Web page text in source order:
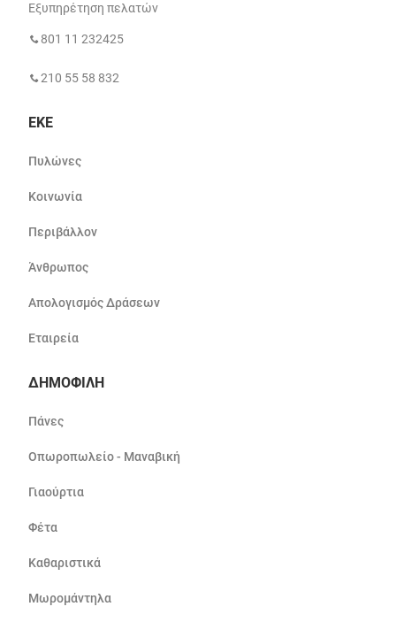
Εξυπηρέτηση πελατών
801 11 232425
210 55 58 832
ΕΚΕ
Πυλώνες
Κοινωνία
Περιβάλλον
Άνθρωπος
Απολογισμός Δράσεων
Εταιρεία
ΔΗΜΟΦΙΛΗ
Πάνες
Οπωροπωλείο - Μαναβική
Γιαούρτια
Φέτα
Καθαριστικά
Μωρομάντηλα